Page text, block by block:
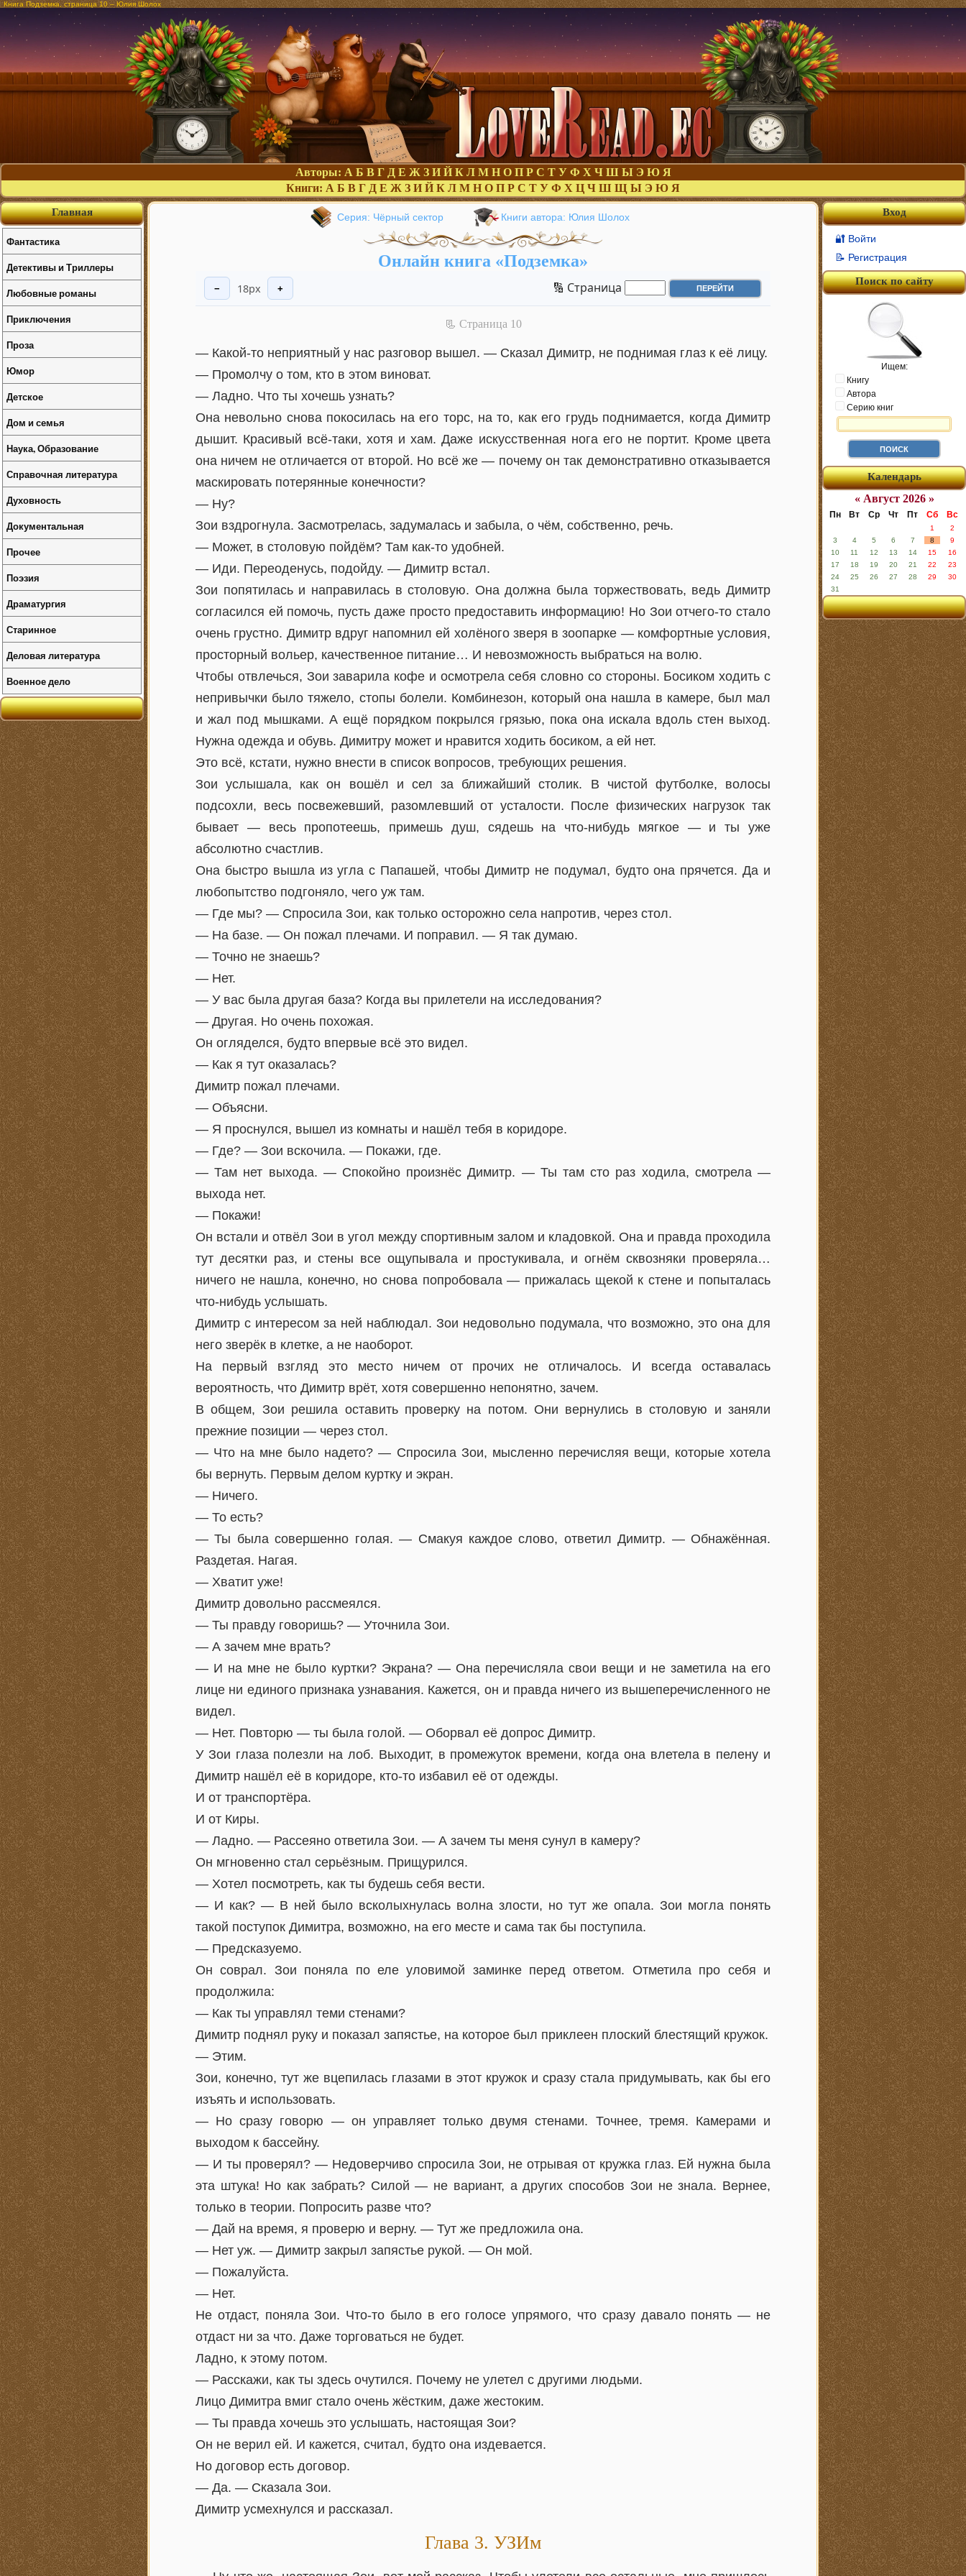
Книга Подземка, страница 10 – Юлия Шолох
Авторы: А Б В Г Д Е Ж З И Й К Л М Н О П Р С Т У Ф Х Ч Ш Ы Э Ю Я
Книги: А Б В Г Д Е Ж З И Й К Л М Н О П Р С Т У Ф Х Ц Ч Ш Щ Ы Э Ю Я
Серия: Чёрный сектор Книги автора: Юлия Шолох
Онлайн книга «Подземка»
− 18px + 🔢 Страница
📃 Cтраница 10
— Какой-то неприятный у нас разговор вышел. — Сказал Димитр, не поднимая глаз к её лицу.
— Промолчу о том, кто в этом виноват.
— Ладно. Что ты хочешь узнать?
Она невольно снова покосилась на его торс, на то, как его грудь поднимается, когда Димитр
дышит. Красивый всё-таки, хотя и хам. Даже искусственная нога его не портит. Кроме цвета
она ничем не отличается от второй. Но всё же — почему он так демонстративно отказывается
маскировать потерянные конечности?
— Ну?
Зои вздрогнула. Засмотрелась, задумалась и забыла, о чём, собственно, речь.
— Может, в столовую пойдём? Там как-то удобней.
— Иди. Переоденусь, подойду. — Димитр встал.
Зои попятилась и направилась в столовую. Она должна была торжествовать, ведь Димитр
согласился ей помочь, пусть даже просто предоставить информацию! Но Зои отчего-то стало
очень грустно. Димитр вдруг напомнил ей холёного зверя в зоопарке — комфортные условия,
просторный вольер, качественное питание… И невозможность выбраться на волю.
Чтобы отвлечься, Зои заварила кофе и осмотрела себя словно со стороны. Босиком ходить с
непривычки было тяжело, стопы болели. Комбинезон, который она нашла в камере, был мал
и жал под мышками. А ещё порядком покрылся грязью, пока она искала вдоль стен выход.
Нужна одежда и обувь. Димитру может и нравится ходить босиком, а ей нет.
Это всё, кстати, нужно внести в список вопросов, требующих решения.
Зои услышала, как он вошёл и сел за ближайший столик. В чистой футболке, волосы
подсохли, весь посвежевший, разомлевший от усталости. После физических нагрузок так
бывает — весь пропотеешь, примешь душ, сядешь на что-нибудь мягкое — и ты уже
абсолютно счастлив.
Она быстро вышла из угла с Папашей, чтобы Димитр не подумал, будто она прячется. Да и
любопытство подгоняло, чего уж там.
— Где мы? — Спросила Зои, как только осторожно села напротив, через стол.
— На базе. — Он пожал плечами. И поправил. — Я так думаю.
— Точно не знаешь?
— Нет.
— У вас была другая база? Когда вы прилетели на исследования?
— Другая. Но очень похожая.
Он огляделся, будто впервые всё это видел.
— Как я тут оказалась?
Димитр пожал плечами.
— Объясни.
— Я проснулся, вышел из комнаты и нашёл тебя в коридоре.
— Где? — Зои вскочила. — Покажи, где.
— Там нет выхода. — Спокойно произнёс Димитр. — Ты там сто раз ходила, смотрела —
выхода нет.
— Покажи!
Он встали и отвёл Зои в угол между спортивным залом и кладовкой. Она и правда проходила
тут десятки раз, и стены все ощупывала и простукивала, и огнём сквозняки проверяла…
ничего не нашла, конечно, но снова попробовала — прижалась щекой к стене и попыталась
что-нибудь услышать.
Димитр с интересом за ней наблюдал. Зои недовольно подумала, что возможно, это она для
него зверёк в клетке, а не наоборот.
На первый взгляд это место ничем от прочих не отличалось. И всегда оставалась
вероятность, что Димитр врёт, хотя совершенно непонятно, зачем.
В общем, Зои решила оставить проверку на потом. Они вернулись в столовую и заняли
прежние позиции — через стол.
— Что на мне было надето? — Спросила Зои, мысленно перечисляя вещи, которые хотела
бы вернуть. Первым делом куртку и экран.
— Ничего.
— То есть?
— Ты была совершенно голая. — Смакуя каждое слово, ответил Димитр. — Обнажённая.
Раздетая. Нагая.
— Хватит уже!
Димитр довольно рассмеялся.
— Ты правду говоришь? — Уточнила Зои.
— А зачем мне врать?
— И на мне не было куртки? Экрана? — Она перечисляла свои вещи и не заметила на его
лице ни единого признака узнавания. Кажется, он и правда ничего из вышеперечисленного не
видел.
— Нет. Повторю — ты была голой. — Оборвал её допрос Димитр.
У Зои глаза полезли на лоб. Выходит, в промежуток времени, когда она влетела в пелену и
Димитр нашёл её в коридоре, кто-то избавил её от одежды.
И от транспортёра.
И от Киры.
— Ладно. — Рассеяно ответила Зои. — А зачем ты меня сунул в камеру?
Он мгновенно стал серьёзным. Прищурился.
— Хотел посмотреть, как ты будешь себя вести.
— И как? — В ней было всколыхнулась волна злости, но тут же опала. Зои могла понять
такой поступок Димитра, возможно, на его месте и сама так бы поступила.
— Предсказуемо.
Он соврал. Зои поняла по еле уловимой заминке перед ответом. Отметила про себя и
продолжила:
— Как ты управлял теми стенами?
Димитр поднял руку и показал запястье, на которое был приклеен плоский блестящий кружок.
— Этим.
Зои, конечно, тут же вцепилась глазами в этот кружок и сразу стала придумывать, как бы его
изъять и использовать.
— Но сразу говорю — он управляет только двумя стенами. Точнее, тремя. Камерами и
выходом к бассейну.
— И ты проверял? — Недоверчиво спросила Зои, не отрывая от кружка глаз. Ей нужна была
эта штука! Но как забрать? Силой — не вариант, а других способов Зои не знала. Вернее,
только в теории. Попросить разве что?
— Дай на время, я проверю и верну. — Тут же предложила она.
— Нет уж. — Димитр закрыл запястье рукой. — Он мой.
— Пожалуйста.
— Нет.
Не отдаст, поняла Зои. Что-то было в его голосе упрямого, что сразу давало понять — не
отдаст ни за что. Даже торговаться не будет.
Ладно, к этому потом.
— Расскажи, как ты здесь очутился. Почему не улетел с другими людьми.
Лицо Димитра вмиг стало очень жёстким, даже жестоким.
— Ты правда хочешь это услышать, настоящая Зои?
Он не верил ей. И кажется, считал, будто она издевается.
Но договор есть договор.
— Да. — Сказала Зои.
Димитр усмехнулся и рассказал.
Глава 3. УЗИм
Вход
🔐 Войти
📝 Регистрация
Поиск по сайту
Ищем:
Книгу
Автора
Серию книг
Календарь
« Август 2026 »
Пн Вт Ср Чт Пт Сб Вс
1
2
3
4 5 6 7 8
9
10
11 12 13 14 15
16
17
18 19 20 21 22
23
24
25 26 27 28 29
30
31
Главная
Фантастика
Детективы и Триллеры
Любовные романы
Приключения
Проза
Юмор
Детское
Дом и семья
Наука, Образование
Справочная литература
Духовность
Документальная
Прочее
Поэзия
Драматургия
Старинное
Деловая литература
Военное дело